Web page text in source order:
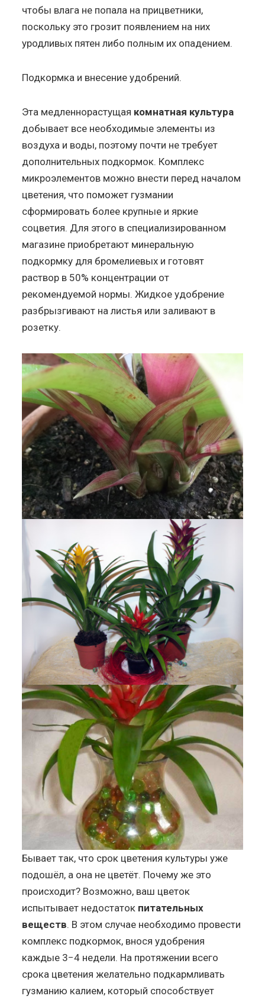
чтобы влага не попала на прицветники,
поскольку это грозит появлением на них
уродливых пятен либо полным их опадением.
Подкормка и внесение удобрений.
Эта медленнорастущая комнатная культура
добывает все необходимые элементы из
воздуха и воды, поэтому почти не требует
дополнительных подкормок. Комплекс
микроэлементов можно внести перед началом
цветения, что поможет гузмании
сформировать более крупные и яркие
соцветия. Для этого в специализированном
магазине приобретают минеральную
подкормку для бромелиевых и готовят
раствор в 50% концентрации от
рекомендуемой нормы. Жидкое удобрение
разбрызгивают на листья или заливают в
розетку.
Бывает так, что срок цветения культуры уже
подошёл, а она не цветёт. Почему же это
происходит? Возможно, ваш цветок
испытывает недостаток питательных
веществ. В этом случае необходимо провести
комплекс подкормок, внося удобрения
каждые 3−4 недели. На протяжении всего
срока цветения желательно подкармливать
гузманию калием, который способствует